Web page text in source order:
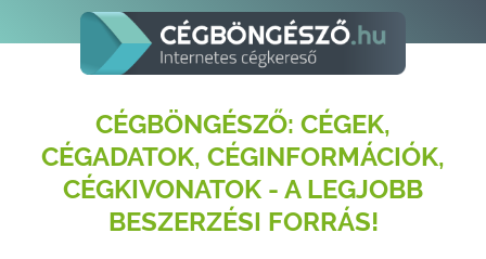
CÉGBÖNGÉSZŐ: CÉGEK,
CÉGADATOK, CÉGINFORMÁCIÓK,
CÉGKIVONATOK - A LEGJOBB
BESZERZÉSI FORRÁS!